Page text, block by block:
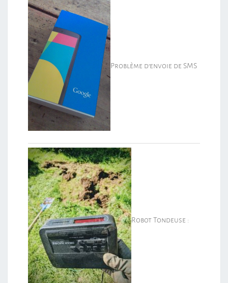
Problème d’envoie de SMS
Robot Tondeuse :